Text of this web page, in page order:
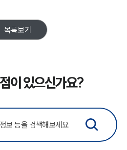
목록보기
이 있으신가요?